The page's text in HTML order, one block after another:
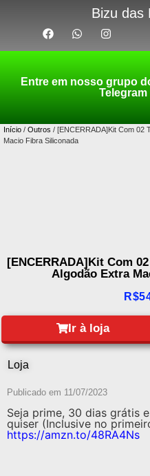
Bizu das
Entre em nosso grupo
Telegram
Início / Outros / [ENCERRADA]Kit Com 02
Macio Fibra Siliconada
[ENCERRADA]Kit Com
Algodão Extra
R$
Ir à loja
Loja
Publicado em 11/07/2023
Seja prime, 30 dias grátis
quiser (Inclusive no
https://amzn.to/48RA4Ns